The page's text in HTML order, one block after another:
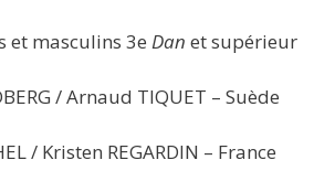
et masculins 3e Dan et supérieur
/ Arnaud TIQUET – Suède
/ Kristen REGARDIN – France